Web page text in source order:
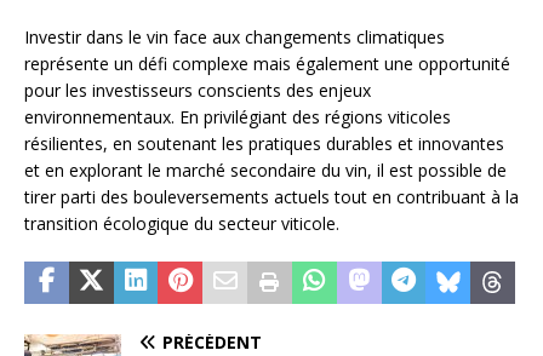
Investir dans le vin face aux changements climatiques
représente un défi complexe mais également une opportunité
pour les investisseurs conscients des enjeux
environnementaux. En privilégiant des régions viticoles
résilientes, en soutenant les pratiques durables et innovantes
et en explorant le marché secondaire du vin, il est possible de
tirer parti des bouleversements actuels tout en contribuant à la
transition écologique du secteur viticole.
PRÉCÉDENT